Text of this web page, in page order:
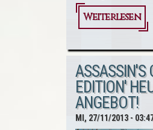
Weiterlesen
ASSASSIN'S
EDITION'
ANGEBOT!
MI, 27/11/2013 -